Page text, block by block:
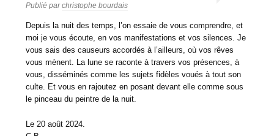
Publié parchristophe bourdais
Depuis la nuit des temps, l’on essaie de vous comprendre, et
moi je vous écoute, en vos manifestations et vos silences. Je
vous sais des causeurs accordés à l’ailleurs, où vos rêves
vous mènent. La lune se raconte à travers vos présences, à
vous, disséminés comme les sujets fidèles voués à tout son
culte. Et vous en rajoutez en posant devant elle comme sous
le pinceau du peintre de la nuit.
Le 20 août 2024.